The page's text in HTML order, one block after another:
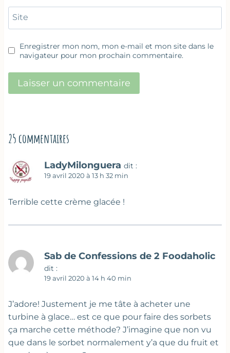
Site
Enregistrer mon nom, mon e-mail et mon site dans le
navigateur pour mon prochain commentaire.
25 commentaires
LadyMilonguera dit :
19 avril 2020 à 13 h 32 min
Terrible cette crème glacée !
Sab de Confessions de 2 Foodaholic
dit :
19 avril 2020 à 14 h 40 min
J’adore! Justement je me tâte à acheter une
turbine à glace… est ce que pour faire des sorbets
ça marche cette méthode? J’imagine que non vu
que dans le sorbet normalement y’a que du fruit et